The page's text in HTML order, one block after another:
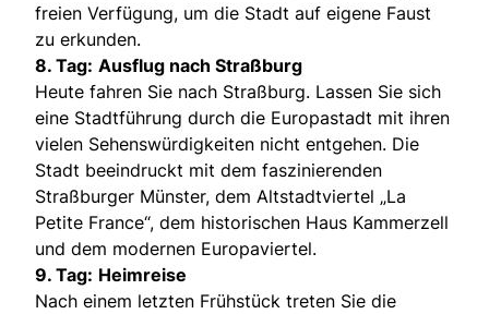
freien Verfügung, um die Stadt auf eigene Faust
zu erkunden.
8. Tag: Ausflug nach Straßburg
Heute fahren Sie nach Straßburg. Lassen Sie sich
eine Stadtführung durch die Europastadt mit ihren
vielen Sehenswürdigkeiten nicht entgehen. Die
Stadt beeindruckt mit dem faszinierenden
Straßburger Münster, dem Altstadtviertel „La
Petite France“, dem historischen Haus Kammerzell
und dem modernen Europaviertel.
9. Tag: Heimreise
Nach einem letzten Frühstück treten Sie die